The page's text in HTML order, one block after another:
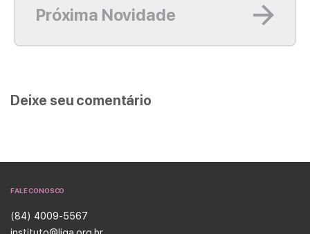
Próxima Novidade
Deixe seu comentário
FALE CONOSCO
(84) 4009-5567